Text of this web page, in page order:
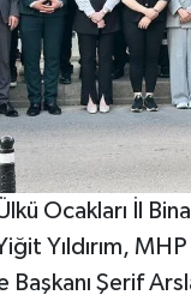
Ocakları İl
Yıldırım, MHP
Başkanı Şerif